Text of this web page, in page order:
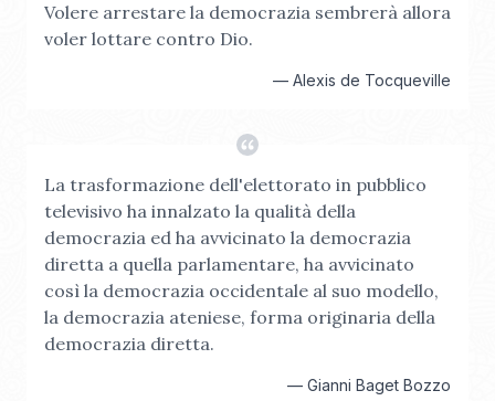
Volere arrestare la democrazia sembrerà allora
voler lottare contro Dio.
— Alexis de Tocqueville
La trasformazione dell'elettorato in pubblico
televisivo ha innalzato la qualità della
democrazia ed ha avvicinato la democrazia
diretta a quella parlamentare, ha avvicinato
così la democrazia occidentale al suo modello,
la democrazia ateniese, forma originaria della
democrazia diretta.
— Gianni Baget Bozzo